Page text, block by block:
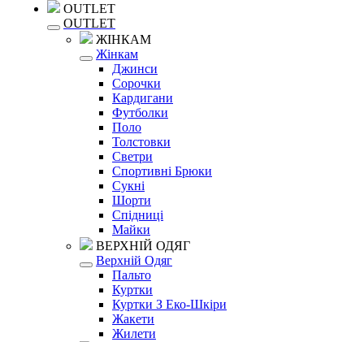
OUTLET
OUTLET
ЖІНКАМ
Жінкам
Джинси
Сорочки
Кардигани
Футболки
Поло
Толстовки
Светри
Спортивні Брюки
Сукні
Шорти
Спідниці
Майки
ВЕРХНІЙ ОДЯГ
Верхній Одяг
Пальто
Куртки
Куртки З Еко-Шкіри
Жакети
Жилети